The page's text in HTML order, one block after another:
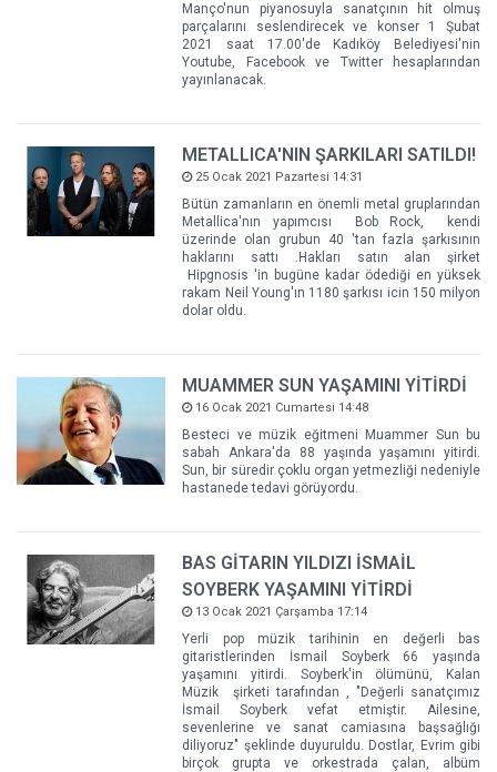
Manço'nun piyanosuyla sanatçının hit olmuş
parçalarını seslendirecek ve konser 1 Şubat
2021 saat 17.00'de Kadıköy Belediyesi'nin
Youtube, Facebook ve Twitter hesaplarından
yayınlanacak.
METALLICA'NIN ŞARKILARI SATILDI!
25 Ocak 2021 Pazartesi 14:31
Bütün zamanların en önemli metal gruplarından
Metallica'nın yapımcısı Bob Rock, kendi
üzerinde olan grubun 40 'tan fazla şarkısının
haklarını sattı .Hakları satın alan şirket
Hipgnosis 'in bugüne kadar ödediği en yüksek
rakam Neil Young'ın 1180 şarkısı icin 150 milyon
dolar oldu.
MUAMMER SUN YAŞAMINI YİTİRDİ
16 Ocak 2021 Cumartesi 14:48
Besteci ve müzik eğitmeni Muammer Sun bu
sabah Ankara'da 88 yaşında yaşamını yitirdi.
Sun, bir süredir çoklu organ yetmezliği nedeniyle
hastanede tedavi görüyordu.
BAS GİTARIN YILDIZI İSMAİL
SOYBERK YAŞAMINI YİTİRDİ
13 Ocak 2021 Çarşamba 17:14
Yerli pop müzik tarihinin en değerli bas
gitaristlerinden İsmail Soyberk 66 yaşında
yaşamını yitirdi. Soyberk'in ölümünü, Kalan
Müzik şirketi tarafından , "Değerli sanatçımız
İsmail Soyberk vefat etmiştir. Ailesine,
sevenlerine ve sanat camiasına başsağlığı
diliyoruz" şeklinde duyuruldu. Dostlar, Evrim gibi
birçok grupta ve orkestrada çalan, albüm